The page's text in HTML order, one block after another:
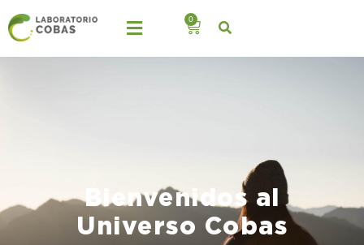
0
Bienvenidos al
Universo Cobas